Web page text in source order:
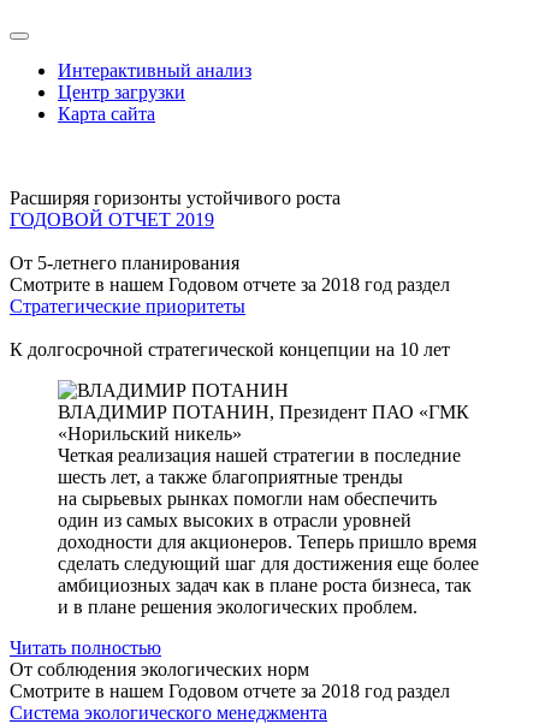
Интерактивный анализ
Центр загрузки
Карта сайта
Расширяя горизонты устойчивого роста
ГОДОВОЙ ОТЧЕТ 2019
От 5-летнего планирования
Смотрите в нашем Годовом отчете за 2018 год раздел
Стратегические приоритеты
К долгосрочной стратегической концепции на 10 лет
ВЛАДИМИР ПОТАНИН, Президент ПАО «ГМК
«Норильский никель»
Четкая реализация нашей стратегии в последние
шесть лет, а также благоприятные тренды
на сырьевых рынках помогли нам обеспечить
один из самых высоких в отрасли уровней
доходности для акционеров. Теперь пришло время
сделать следующий шаг для достижения еще более
амбициозных задач как в плане роста бизнеса, так
и в плане решения экологических проблем.
Читать полностью
От соблюдения экологических норм
Смотрите в нашем Годовом отчете за 2018 год раздел
Система экологического менеджмента